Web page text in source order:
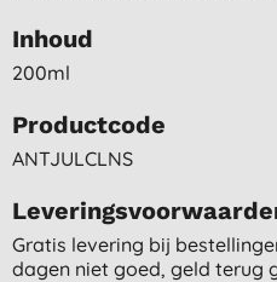
Inhoud
200ml
Productcode
ANTJULCLNS
Gratis levering bij
dagen niet goed, geld terug